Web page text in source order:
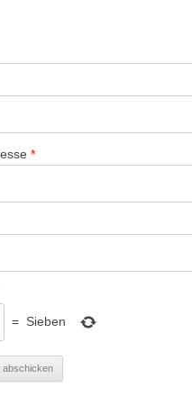
*
= Sieben